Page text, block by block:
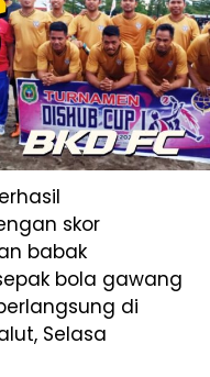
skor
babak
bola gawang
di
Selasa